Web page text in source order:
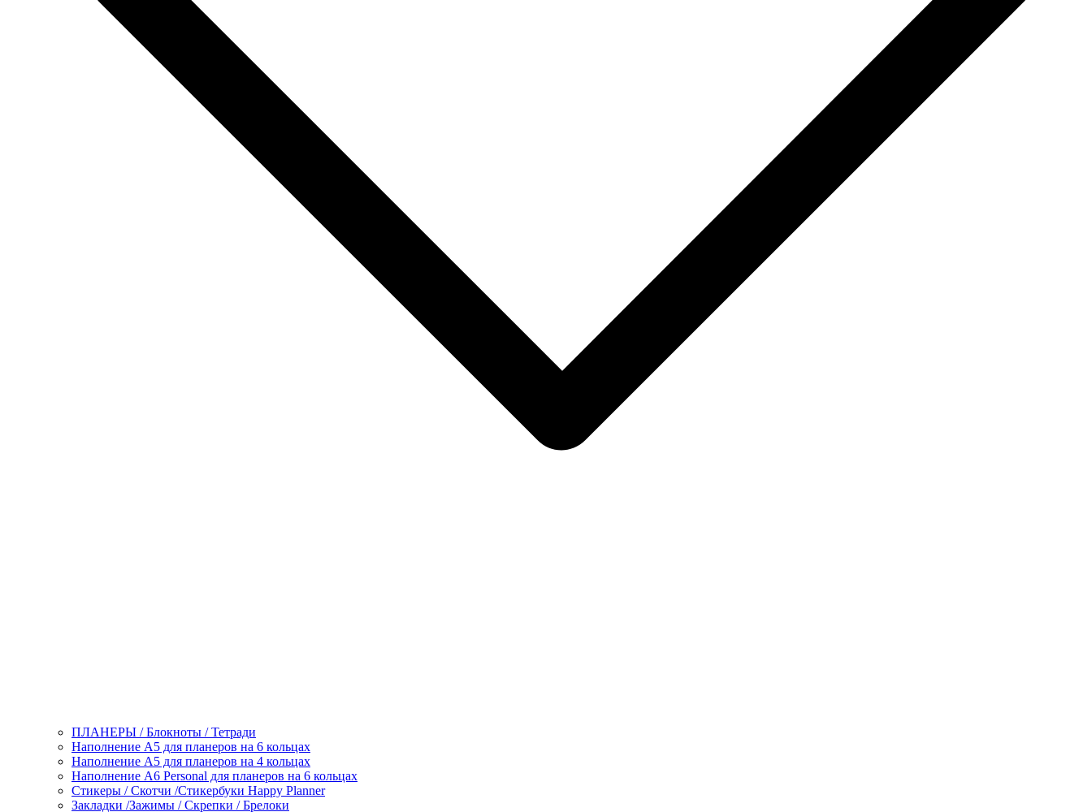
ПЛАНЕРЫ / Блокноты / Тетради
Наполнение А5 для планеров на 6 кольцах
Наполнение А5 для планеров на 4 кольцах
Наполнение А6 Personal для планеров на 6 кольцах
Стикеры / Скотчи /Стикербуки Happy Planner
Закладки /Зажимы / Скрепки / Брелоки